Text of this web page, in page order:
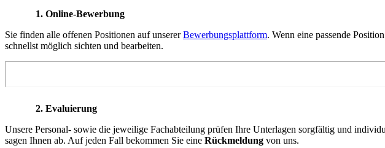
1. Online-Bewerbung
Sie finden alle offenen Positionen auf unsererBewerbungsplattform. Wenn eine passende
schnellst möglich sichten und bearbeiten.
2. Evaluierung
Unsere Personal- sowie die jeweilige Fachabteilung prüfen Ihre Unterlagen sorgfältig und
sagen Ihnen ab. Auf jeden Fall bekommen Sie eine Rückmeldung von uns.